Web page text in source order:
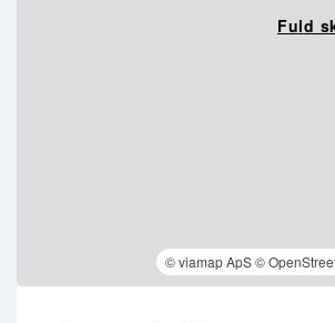
ikke ønsker at bo der). Nærmere info og
Fuld
© viamap ApS©